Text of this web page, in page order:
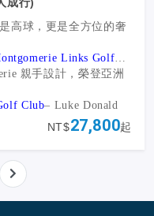
高球，更是全方位的奢
Links Golf
親手設計，榮登亞洲
Club– Luke Donald
滿足高球迷的每一次揮
NT$27,800起